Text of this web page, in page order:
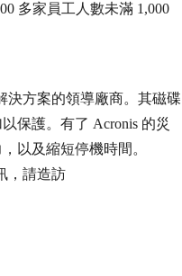
多家員工人數未滿 1,000
決方案的領導廠商。其磁碟
保護。有了 Acronis 的災
以及縮短停機時間。
，請造訪